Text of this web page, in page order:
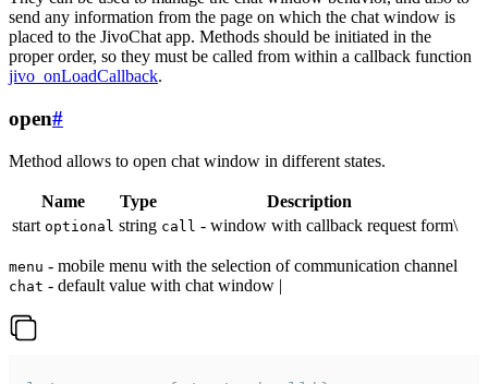
send any information from the page on which the chat window is
placed to the JivoChat app. Methods should be initiated in the
proper order, so they must be called from within a callback function
jivo_onLoadCallback.
open#
Method allows to open chat window in different states.
Name Type
Description
start optional string call - window with callback request form\
menu - mobile menu with the selection of communication channel
chat - default value with chat window |